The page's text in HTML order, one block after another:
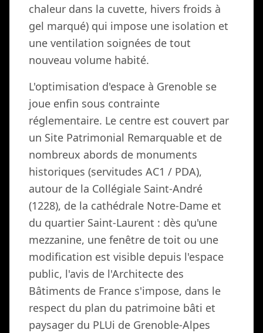
chaleur dans la cuvette, hivers froids à
gel marqué) qui impose une isolation et
une ventilation soignées de tout
nouveau volume habité.
L'optimisation d'espace à Grenoble se
joue enfin sous contrainte
réglementaire. Le centre est couvert par
un Site Patrimonial Remarquable et de
nombreux abords de monuments
historiques (servitudes AC1 / PDA),
autour de la Collégiale Saint-André
(1228), de la cathédrale Notre-Dame et
du quartier Saint-Laurent : dès qu'une
mezzanine, une fenêtre de toit ou une
modification est visible depuis l'espace
public, l'avis de l'Architecte des
Bâtiments de France s'impose, dans le
respect du plan du patrimoine bâti et
paysager du PLUi de Grenoble-Alpes